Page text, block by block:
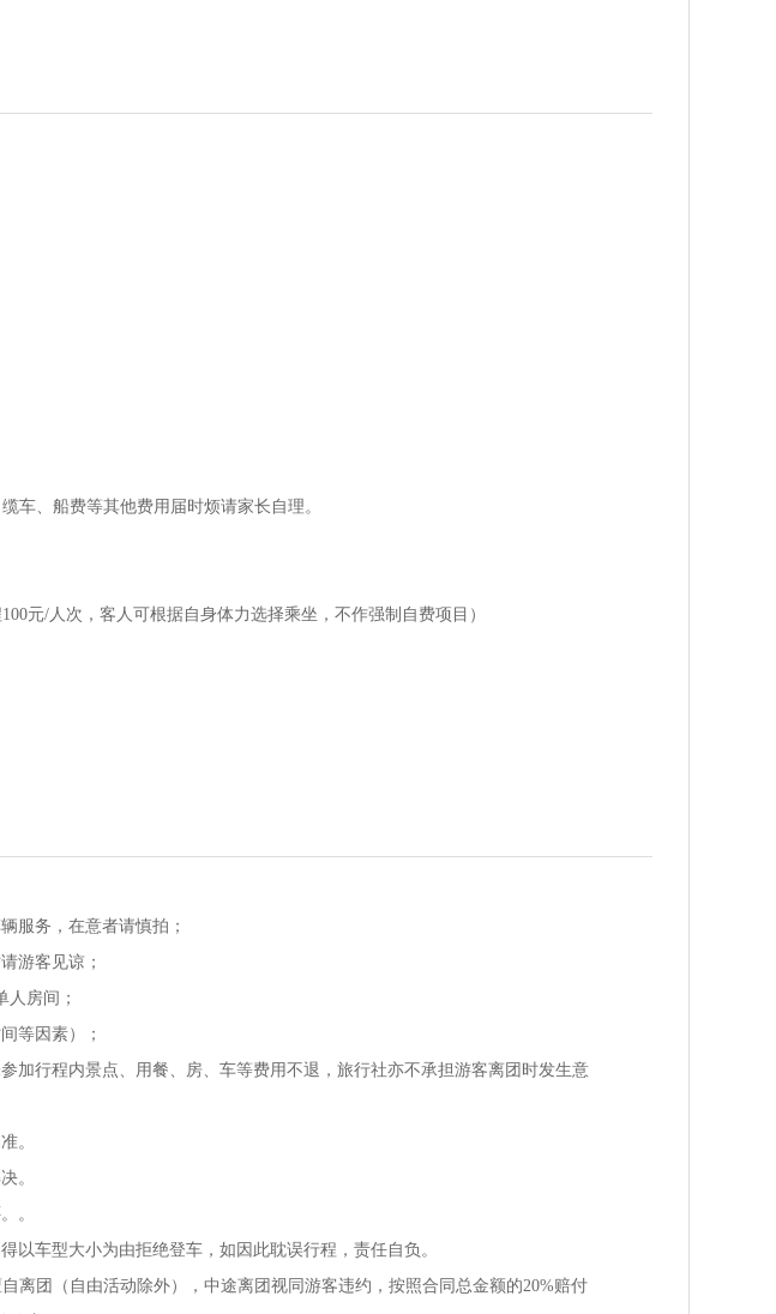
车、船费等其他费用届时烦请家长自理。
元/人次，客人可根据自身体力选择乘坐，不作强制自费项目）
服务，在意者请慎拍；
游客见谅；
人房间；
等因素）；
加行程内景点、用餐、房、车等费用不退，旅行社亦不承担游客离团时发生意
。
。
。
以车型大小为由拒绝登车，如因此耽误行程，责任自负。
离团（自由活动除外），中途离团视同游客违约，按照合同总金额的20%赔付